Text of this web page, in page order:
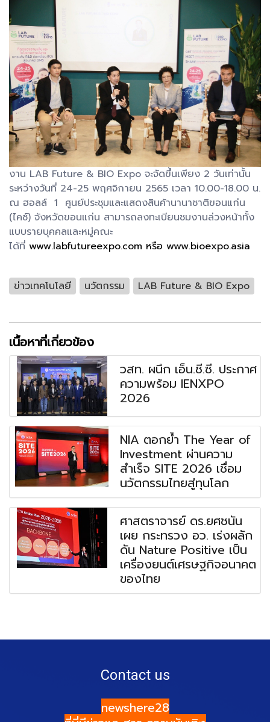
งาน LAB Future & BIO Expo จะจัดขึ้นเพียง 2 วันเท่านั้น
ระหว่างวันที่ 24-25 พฤศจิกายน 2565 เวลา 10.00-18.00 น.
ณ ฮอลล์ 1 ศูนย์ประชุมและแสดงสินค้านานาชาติขอนแก่น
(ไคซ์) จังหวัดขอนแก่น สามารถลงทะเบียนชมงานล่วงหน้าทั้ง
แบบรายบุคคลและหมู่คณะ
ได้ที่ www.labfutureexpo.com หรือ www.bioexpo.asia
ข่าวเทคโนโลยี นวัตกรรม LAB Future & BIO Expo
เนื้อหาที่เกี่ยวข้อง
วสท. ผนึก เอ็น.ซี.ซี. ประกาศ
ความพร้อม IENXPO
2026
NIA ตอกย้ำ The Year of
Investment ผ่านความ
สำเร็จ SITE 2026 เชื่อม
นวัตกรรมไทยสู่ทุนโลก
ศาสตราจารย์ ดร.ยศชนัน
เผย กระทรวง อว. เร่งผลัก
ดัน Nature Positive เป็น
เครื่องยนต์เศรษฐกิจอนาคต
ของไทย
Contact us
newshere28